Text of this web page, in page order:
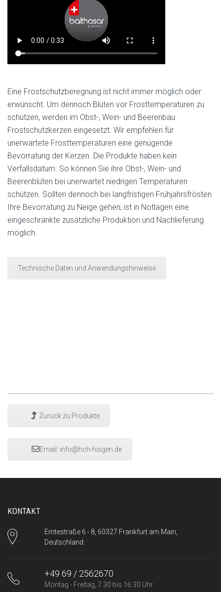
Eine Frostschutzberegnung ist nicht immer möglich oder
erwünscht. Um dennoch Blüten vor Frosttemperaturen zu
schützen, werden im Obst-, Wein- und Beerenbau
Frostschutzkerzen eingesetzt. Wir empfehlen für
unerwartete Frosttemperaturen eine genügende
Bevorratung der Kerzen. Die Produkte haben kein
Verfallsdatum. So können Sie ihre Obst-, Wein- und
Beerenblüten bei unerwartet niedrigen Temperaturen
schützen. Sollten dennoch bei langfristigen Frühjahrsfrösten
Ihre Bevorratung zu Neige gehen, ist in Notlagen eine
eingeschränkte zusätzliche Produktion und Nachlieferung
möglich.
Technische Daten und Anwendungshinweise
Zurück zu Produkte
Email: info@hch-hisgen.de
KONTAKT
Erntestraße 6 - 8, 60327 Frankfurt am Main,
Deutschland.
+49 69 / 2562670
Montag - Freitag, 7:30 bis 16:30 Uhr